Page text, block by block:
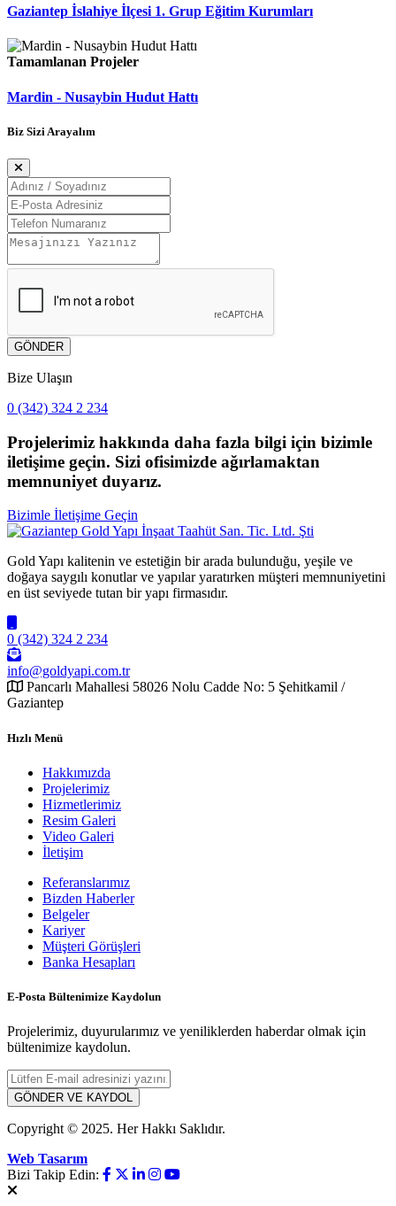
Gaziantep İslahiye İlçesi 1. Grup Eğitim Kurumları
Tamamlanan Projeler
Mardin - Nusaybin Hudut Hattı
Biz Sizi Arayalım
GÖNDER
Bize Ulaşın
0 (342) 324 2 234
Projelerimiz hakkında daha fazla bilgi için bizimle
iletişime geçin. Sizi ofisimizde ağırlamaktan
memnuniyet duyarız.
Bizimle İletişime Geçin
Gold Yapı kalitenin ve estetiğin bir arada bulunduğu, yeşile ve
doğaya saygılı konutlar ve yapılar yaratırken müşteri memnuniyetini
en üst seviyede tutan bir yapı firmasıdır.
0 (342) 324 2 234
info@goldyapi.com.tr
Pancarlı Mahallesi 58026 Nolu Cadde No: 5 Şehitkamil /
Gaziantep
Hızlı Menü
Hakkımızda
Projelerimiz
Hizmetlerimiz
Resim Galeri
Video Galeri
İletişim
Referanslarımız
Bizden Haberler
Belgeler
Kariyer
Müşteri Görüşleri
Banka Hesapları
E-Posta Bültenimize Kaydolun
Projelerimiz, duyurularımız ve yeniliklerden haberdar olmak için
bültenimize kaydolun.
GÖNDER VE KAYDOL
Copyright © 2025. Her Hakkı Saklıdır.
Web Tasarım
Bizi Takip Edin: